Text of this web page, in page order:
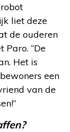
liet deze
de ouderen
“De
Het is
een
van de